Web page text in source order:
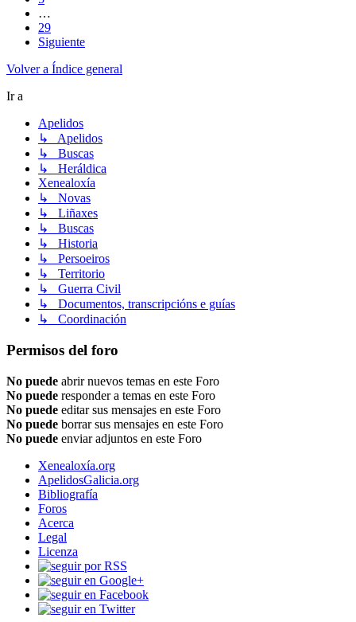
…
29
Siguiente
Volver a Índice general
Ir a
Apelidos
↳ Apelidos
↳ Buscas
↳ Heráldica
Xenealoxía
↳ Novas
↳ Liñaxes
↳ Buscas
↳ Historia
↳ Persoeiros
↳ Territorio
↳ Guerra Civil
↳ Documentos, transcripcións e guías
↳ Coordinación
Permisos del foro
No puede abrir nuevos temas en este Foro
No puede responder a temas en este Foro
No puede editar sus mensajes en este Foro
No puede borrar sus mensajes en este Foro
No puede enviar adjuntos en este Foro
Xenealoxía.org
ApelidosGalicia.org
Bibliografía
Foros
Acerca
Legal
Licenza